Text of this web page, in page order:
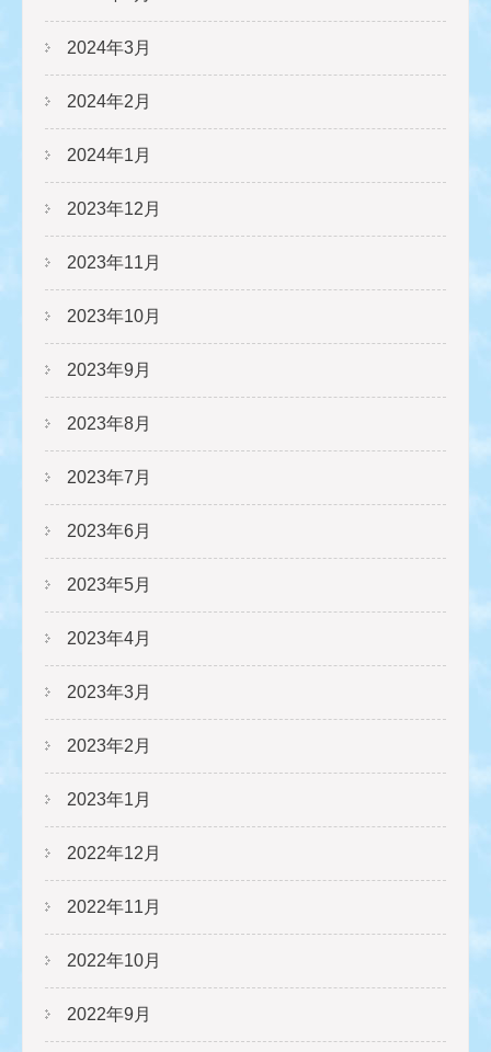
2024年3月
2024年2月
2024年1月
2023年12月
2023年11月
2023年10月
2023年9月
2023年8月
2023年7月
2023年6月
2023年5月
2023年4月
2023年3月
2023年2月
2023年1月
2022年12月
2022年11月
2022年10月
2022年9月